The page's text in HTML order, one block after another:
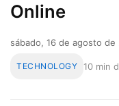
Online
sábado, 16 de agosto de
TECHNOLOGY 10 min